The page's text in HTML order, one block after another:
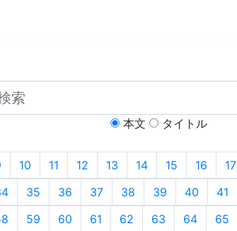
本文 タイトル
10 11 12 13 14 15 16 17
35 36 37 38 39 40 41
59 60 61 62 63 64 65